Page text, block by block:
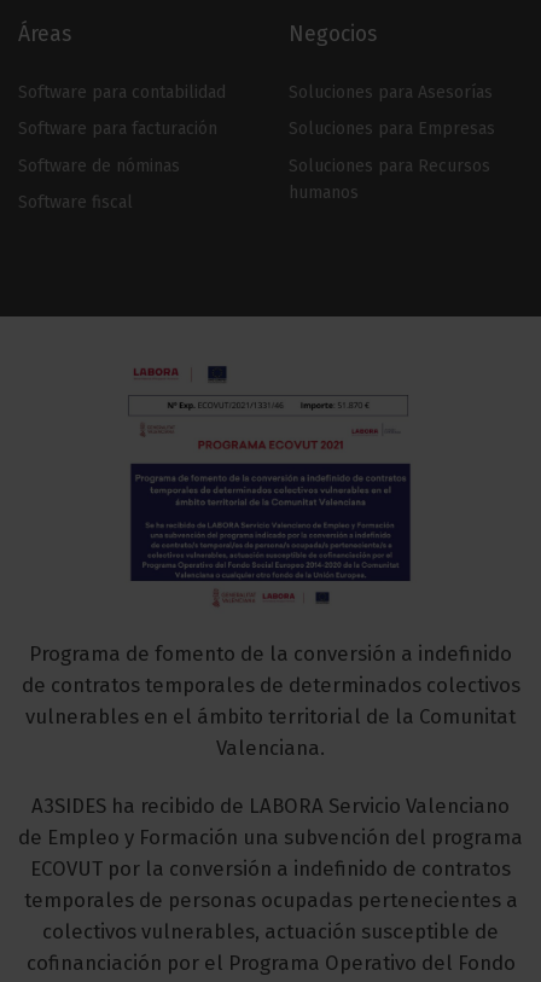
Áreas
Software para contabilidad
Software para facturación
Software de nóminas
Software fiscal
Negocios
Soluciones para Asesorías
Soluciones para Empresas
Soluciones para Recursos
humanos
Programa de fomento de la conversión a indefinido
de contratos temporales de determinados colectivos
vulnerables en el ámbito territorial de la Comunitat
Valenciana.
A3SIDES ha recibido de LABORA Servicio Valenciano
de Empleo y Formación una subvención del programa
ECOVUT por la conversión a indefinido de contratos
temporales de personas ocupadas pertenecientes a
colectivos vulnerables, actuación susceptible de
cofinanciación por el Programa Operativo del Fondo